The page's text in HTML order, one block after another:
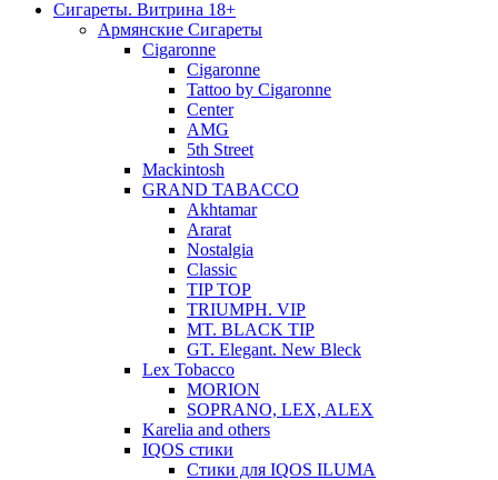
Сигареты. Витрина 18+
Армянские Сигареты
Cigaronne
Cigaronne
Tattoo by Cigaronne
Center
AMG
5th Street
Mackintosh
GRAND TABACCO
Akhtamar
Ararat
Nostalgia
Classic
TIP TOP
TRIUMPH. VIP
MT. BLACK TIP
GT. Elegant. New Bleck
Lex Tobacco
MORION
SOPRANO, LEX, ALEX
Karelia and others
IQOS стики
Стики для IQOS ILUMA